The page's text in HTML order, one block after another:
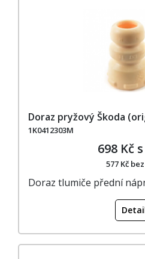
Doraz pryžový Škoda
1K0412303M
698 Kč
577 Kč
Doraz tlumiče přední